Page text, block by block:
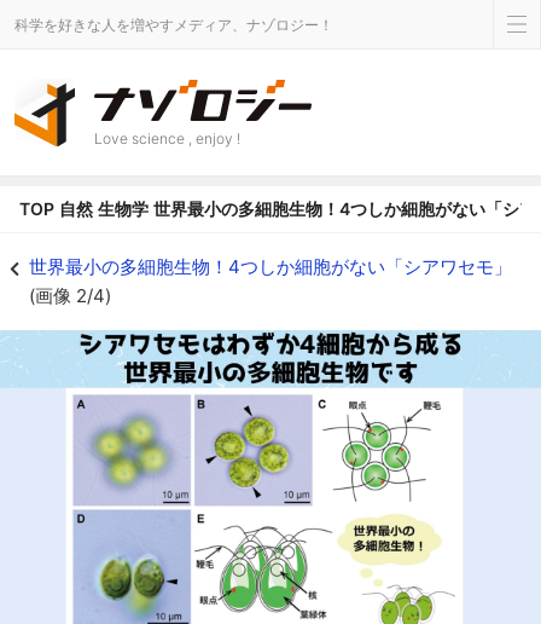
科学を好きな人を増やすメディア、ナゾロジー！
Love science , enjoy !
TOP 自然 生物学 世界最小の多細胞生物！4つしか細胞がない「シア
世界最小の多細胞生物！4つしか細胞がない「シアワセモ」
(画像 2/4)